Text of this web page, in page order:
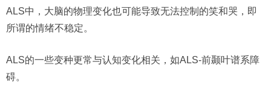
ALS中，大脑的物理变化也可能导致无法控制的笑和哭，即
所谓的情绪不稳定。
ALS的一些变种更常与认知变化相关，如ALS-前颞叶谱系障
碍。